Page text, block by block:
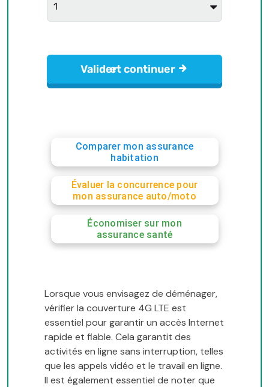
Comparer mon assurance
habitation
Évaluer la concurrence pour
mon assurance auto/moto
Économiser sur mon
assurance santé
Lorsque vous envisagez de déménager,
vérifier la couverture 4G LTE est
essentiel pour garantir un accès Internet
rapide et fiable. Cela garantit des
activités en ligne sans interruption, telles
que les appels vidéo et le travail en ligne.
Il est également essentiel de noter que